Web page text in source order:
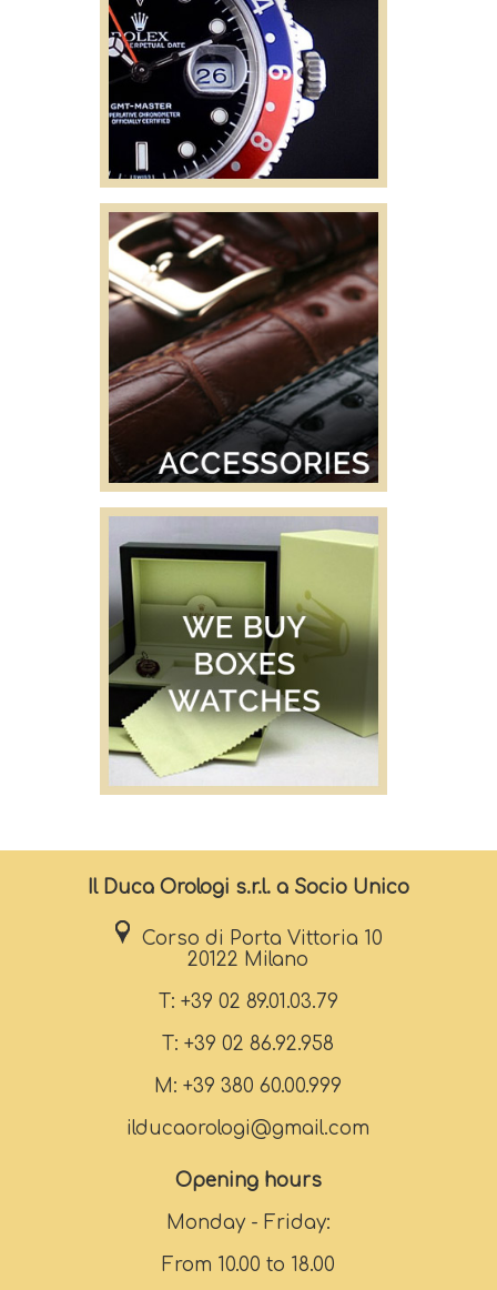
Il Duca Orologi s.r.l. a Socio Unico
Corso di Porta Vittoria 10
20122 Milano
T: +39 02 89.01.03.79
T: +39 02 86.92.958
M: +39 380 60.00.999
ilducaorologi@gmail.com
Opening hours
Monday - Friday:
From 10.00 to 18.00